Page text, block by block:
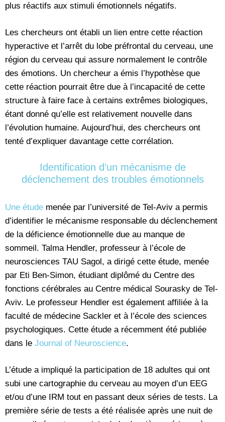
plus réactifs aux stimuli émotionnels négatifs.
Les chercheurs ont établi un lien entre cette réaction
hyperactive et l’arrêt du lobe préfrontal du cerveau, une
région du cerveau qui assure normalement le contrôle
des émotions. Un chercheur a émis l’hypothèse que
cette réaction pourrait être due à l’incapacité de cette
structure à faire face à certains extrêmes biologiques,
étant donné qu’elle est relativement nouvelle dans
l’évolution humaine. Aujourd’hui, des chercheurs ont
tenté d’expliquer davantage cette corrélation.
Identification d’un mécanisme de
déclenchement des troubles émotionnels
Une étude menée par l’université de Tel-Aviv a permis
d’identifier le mécanisme responsable du déclenchement
de la déficience émotionnelle due au manque de
sommeil. Talma Hendler, professeur à l’école de
neurosciences TAU Sagol, a dirigé cette étude, menée
par Eti Ben-Simon, étudiant diplômé du Centre des
fonctions cérébrales au Centre médical Sourasky de Tel-
Aviv. Le professeur Hendler est également affiliée à la
faculté de médecine Sackler et à l’école des sciences
psychologiques. Cette étude a récemment été publiée
dans le Journal of Neuroscience.
L’étude a impliqué la participation de 18 adultes qui ont
subi une cartographie du cerveau au moyen d’un EEG
et/ou d’une IRM tout en passant deux séries de tests. La
première série de tests a été réalisée après une nuit de